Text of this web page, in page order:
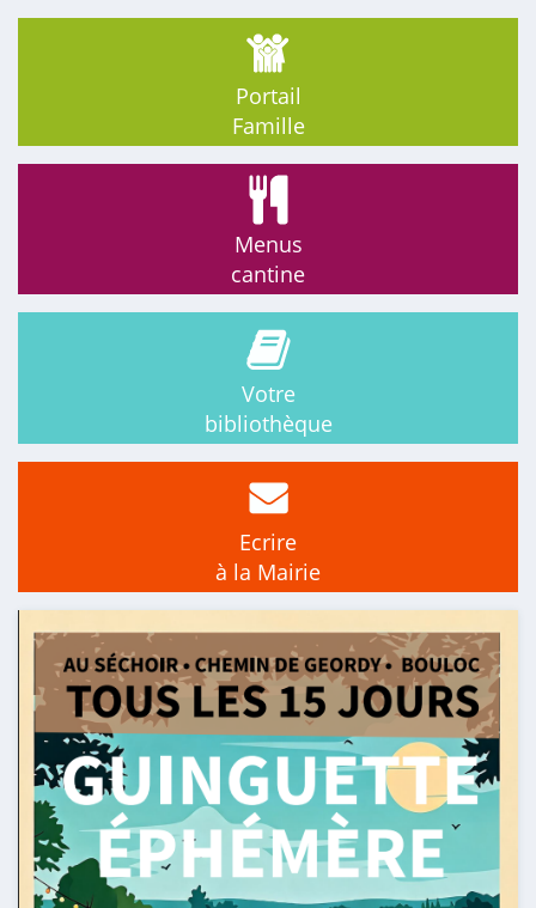
Portail
Famille
Menus
cantine
Votre
bibliothèque
Ecrire
à la Mairie